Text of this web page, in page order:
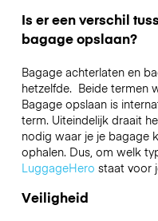
Is er een verschil
bagage opslaan?
Bagage achterlaten en
hetzelfde. Beide termen
Bagage opslaan is
term. Uiteindelijk draait
nodig waar je je bagage
ophalen. Dus, om welk
LuggageHero staat voor
Veiligheid